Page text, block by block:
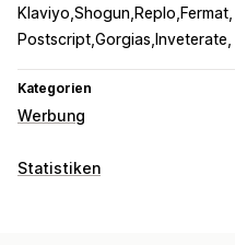
Klaviyo,Shogun,Replo,Fermat
Postscript,Gorgias,Inveterate
Kategorien
Werbung
Targeting
Statistiken